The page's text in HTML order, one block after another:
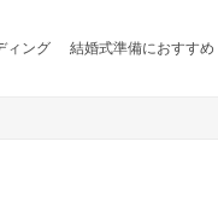
ィング 結婚式準備におすすめ